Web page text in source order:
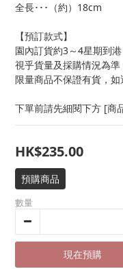
全長･･･（約）18cm
【預訂款式】
園內訂貨約3～4星期到港
視乎貨量及採購情況為
限量商品不保證有貨，
下單前請先細閱下方 [商
HK$235.00
預購商品
數量
現在預購